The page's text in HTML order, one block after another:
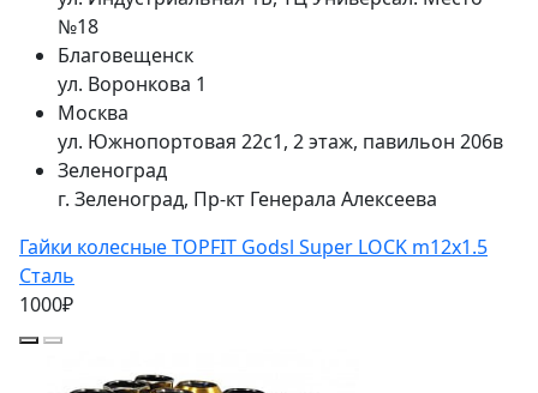
№18
Благовещенск
ул. Воронкова 1
Москва
ул. Южнопортовая 22с1, 2 этаж, павильон 206в
Зеленоград
г. Зеленоград, Пр-кт Генерала Алексеева
Гайки колесные TOPFIT Godsl Super LOCK m12x1.5
Сталь
1000₽